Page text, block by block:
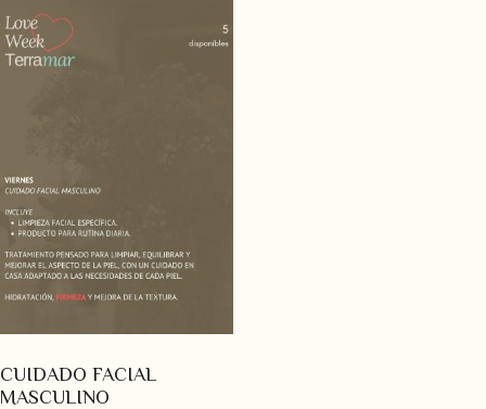
CUIDADO FACIAL
MASCULINO